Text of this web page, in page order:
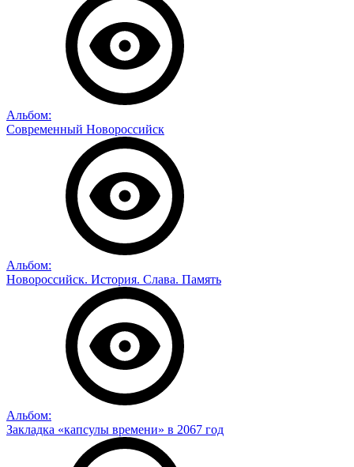
Альбом:
Современный Новороссийск
Альбом:
Новороссийск. История. Слава. Память
Альбом:
Закладка «капсулы времени» в 2067 год